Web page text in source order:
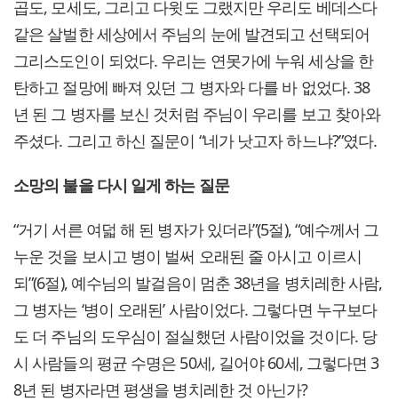
곱도, 모세도, 그리고 다윗도 그랬지만 우리도 베데스다
같은 살벌한 세상에서 주님의 눈에 발견되고 선택되어
그리스도인이 되었다. 우리는 연못가에 누워 세상을 한
탄하고 절망에 빠져 있던 그 병자와 다를 바 없었다. 38
년 된 그 병자를 보신 것처럼 주님이 우리를 보고 찾아와
주셨다. 그리고 하신 질문이 “네가 낫고자 하느냐?”였다.
소망의 불을 다시 일게 하는 질문
“거기 서른 여덟 해 된 병자가 있더라”(5절), “예수께서 그
누운 것을 보시고 병이 벌써 오래된 줄 아시고 이르시
되”(6절), 예수님의 발걸음이 멈춘 38년을 병치레한 사람,
그 병자는 ‘병이 오래된’ 사람이었다. 그렇다면 누구보다
도 더 주님의 도우심이 절실했던 사람이었을 것이다. 당
시 사람들의 평균 수명은 50세, 길어야 60세, 그렇다면 3
8년 된 병자라면 평생을 병치레한 것 아닌가?